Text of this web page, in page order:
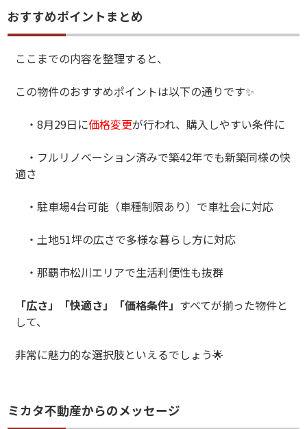
おすすめポイントまとめ
ここまでの内容を整理すると、
この物件のおすすめポイントは以下の通りです✨
・8月29日に価格変更が行われ、購入しやすい条件に
・フルリノベーション済みで築42年でも新築同様の快
適さ
・駐車場4台可能（車種制限あり）で車社会に対応
・土地51坪の広さで多様な暮らし方に対応
・那覇市松川エリアで生活利便性も抜群
「広さ」「快適さ」「価格条件」 すべてが揃った物件と
して、
非常に魅力的な選択肢といえるでしょう🌟
ミカタ不動産からのメッセージ